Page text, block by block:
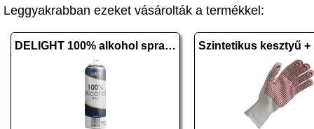
Leggyakrabban ezeket vásárolták a termékkel:
DELIGHT 100% alkohol spray - 500 ml